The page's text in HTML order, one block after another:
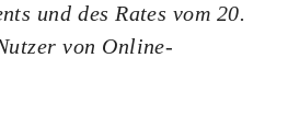
und des Rates vom 20.
von Online-